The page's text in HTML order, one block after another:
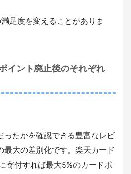
足度を変えることがありま
イント廃止後のそれぞれ
ったかを確認できる豊富なレビ
最大の差別化です。楽天カード
寄付すれば最大5%のカードポ